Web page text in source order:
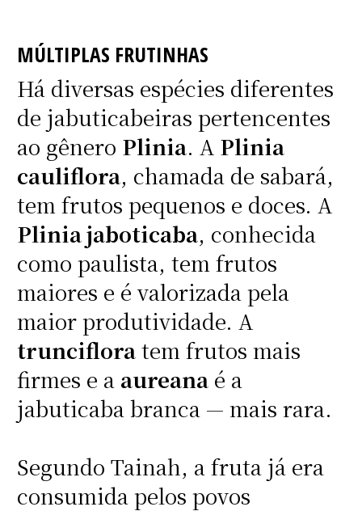
MÚLTIPLAS FRUTINHAS
Há diversas espécies diferentes
de jabuticabeiras pertencentes
ao gênero Plinia. A Plinia
cauliflora, chamada de sabará,
tem frutos pequenos e doces. A
Plinia jaboticaba, conhecida
como paulista, tem frutos
maiores e é valorizada pela
maior produtividade. A
truncifloratem frutos mais
firmes e a aureanaé a
jabuticaba branca — mais rara.
Segundo Tainah, a fruta já era
consumida pelos povos